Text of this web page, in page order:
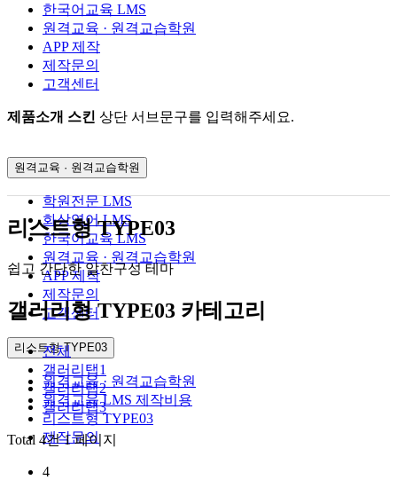
한국어교육 LMS
원격교육 · 원격교습학원
APP 제작
제작문의
고객센터
제품소개 스킨 상단 서브문구를 입력해주세요.
원격교육 · 원격교습학원
학원전문 LMS
화상영어 LMS
한국어교육 LMS
원격교육 · 원격교습학원
APP 제작
제작문의
고객센터
리스트형 TYPE03
원격교육 · 원격교습학원
원격교육 LMS 제작비용
리스트형 TYPE03
제작문의
리스트형 TYPE03
쉽고 간단한 알찬구성 테마
갤러리형 TYPE03 카테고리
전체
갤러리탭1
갤러리탭2
갤러리탭3
Total 4건1 페이지
4